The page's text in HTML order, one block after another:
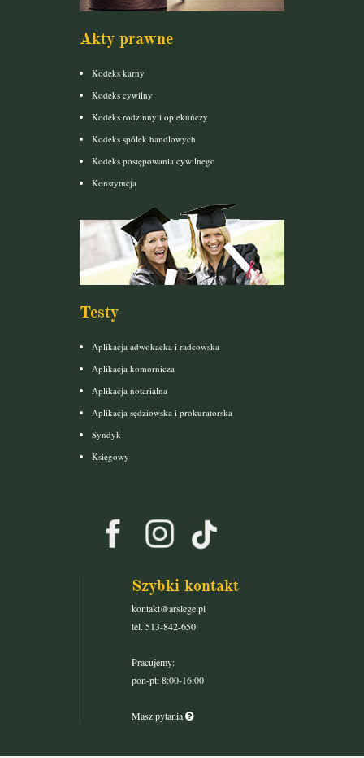
Akty prawne
Kodeks karny
Kodeks cywilny
Kodeks rodzinny i opiekuńczy
Kodeks spółek handlowych
Kodeks postępowania cywilnego
Konstytucja
Testy
Aplikacja adwokacka i radcowska
Aplikacja komornicza
Aplikacja notarialna
Aplikacja sędziowska i prokuratorska
Syndyk
Księgowy
Szybki kontakt
kontakt@arslege.pl
tel. 513-842-650
Pracujemy:
pon-pt: 8:00-16:00
Masz pytania